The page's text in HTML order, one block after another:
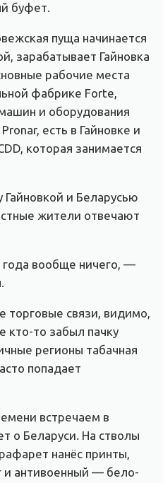
буфет.
пуща начинается
зарабатывает Гайновка
рабочие места
фабрике Forte,
и оборудования
есть в Гайновке и
которая занимается
и Беларусью
жители отвечают
вообще ничего, —
торговые связи, видимо,
кто-то забыл пачку
регионы табачная
попадает
встречаем в
о Беларуси. На стволы
нанёс принты,
антивоенный — бело-